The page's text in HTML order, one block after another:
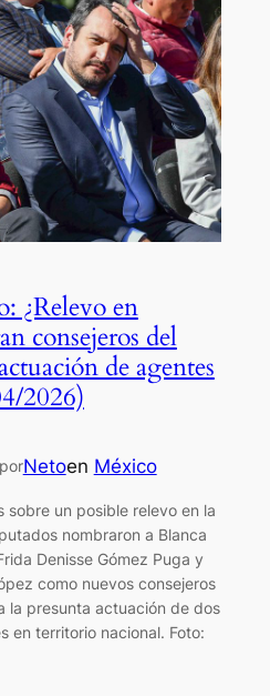
¿Relevo en
consejeros del
de agentes
2026)
Netoen México
sobre un posible relevo en la
nombraron a Blanca
Denisse Gómez Puga y
como nuevos consejeros
la presunta actuación de dos
en territorio nacional. Foto: